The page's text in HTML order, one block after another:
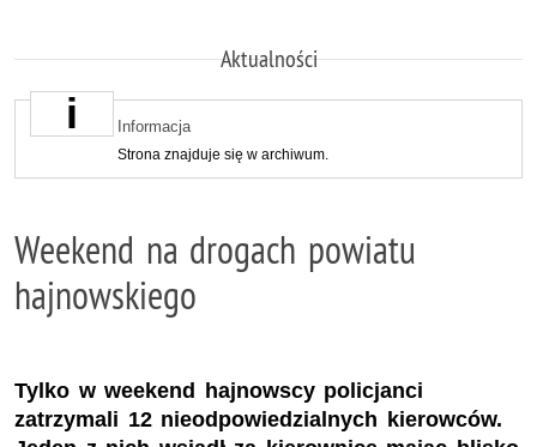
Aktualności
Informacja
Strona znajduje się w archiwum.
Weekend na drogach powiatu
hajnowskiego
Tylko w weekend hajnowscy policjanci
zatrzymali 12 nieodpowiedzialnych kierowców.